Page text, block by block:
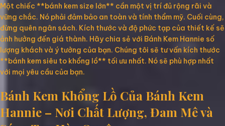
Một chiếc **bánh kem size lớn** cần một vị trí đủ rộng rãi và
vững chắc. Nó phải đảm bảo an toàn và tính thẩm mỹ. Cuối cùng,
đừng quên ngân sách. Kích thước và độ phức tạp của thiết kế sẽ
ảnh hưởng đến giá thành. Hãy chia sẻ với Bánh Kem Hannie số
lượng khách và ý tưởng của bạn. Chúng tôi sẽ tư vấn kích thước
**bánh kem siêu to khổng lồ** tối ưu nhất. Nó sẽ phù hợp nhất
với mọi yêu cầu của bạn.
Bánh Kem Khổng Lồ Của Bánh Kem
Hannie – Nơi Chất Lượng, Đam Mê và